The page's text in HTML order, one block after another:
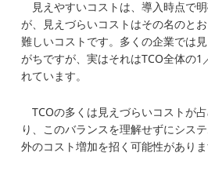
見えやすいコストは、導入時点で
が、見えづらいコストはその名のと
難しいコストです。多くの企業では
がちですが、実はそれはTCO全体の
れています。
TCOの多くは見えづらいコストが
り、このバランスを理解せずにシス
外のコスト増加を招く可能性がありま